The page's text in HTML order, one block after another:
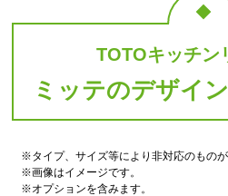
TOTOキッチン
ミッテのデザイ
※タイプ、サイズ等により非対応のものが
※画像はイメージです。
※オプションを含みます。